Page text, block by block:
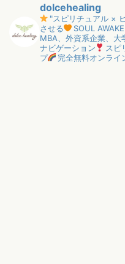
dolcehealing
"スピリチュアル ×
させる
SOUL
MBA、外資系企業、大
ナビゲーション
スピ
プ
完全無料オンラ